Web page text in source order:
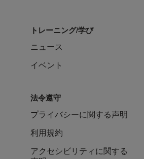
トレーニング/学び
ニュース
イベント
法令遵守
プライバシーに関する声明
利用規約
アクセシビリティに関する